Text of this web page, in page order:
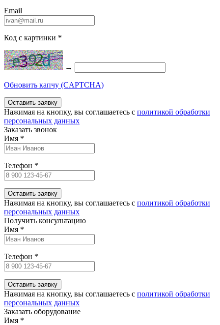
Email
Код с картинки *
→
Обновить капчу (CAPTCHA)
Нажимая на кнопку, вы соглашаетесь c политикой обработки
персональных данных
Заказать звонок
Имя *
Телефон *
Нажимая на кнопку, вы соглашаетесь c политикой обработки
персональных данных
Получить консультацию
Имя *
Телефон *
Нажимая на кнопку, вы соглашаетесь c политикой обработки
персональных данных
Заказать оборудование
Имя *